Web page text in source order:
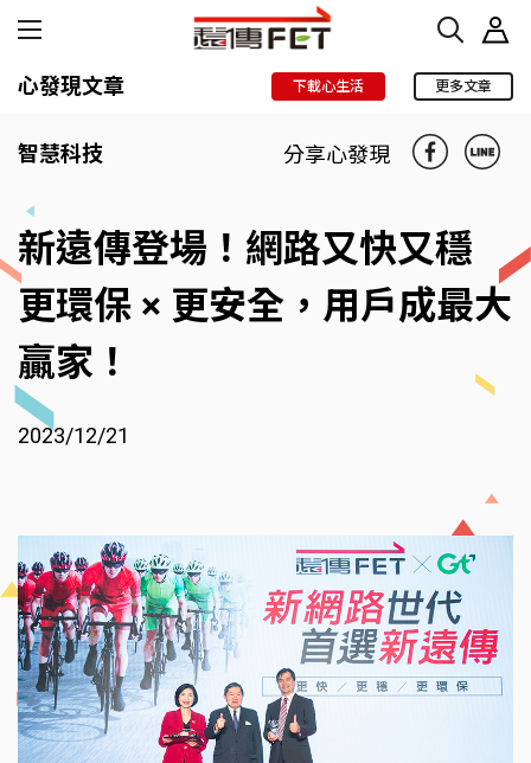
心發現文章 下載心生活 更多文章
智慧科技 分享心發現
新遠傳登場！網路又快又穩
更環保 × 更安全，用戶成最大
贏家！
2023/12/21